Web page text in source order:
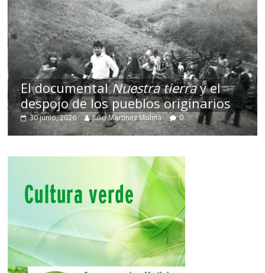
El documentalNuestra tierray el
despojo de los pueblos originarios
30 junio, 2026 Julio Martínez Molina 0